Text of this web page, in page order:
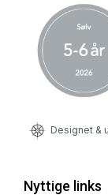
Designet &
Nyttige links